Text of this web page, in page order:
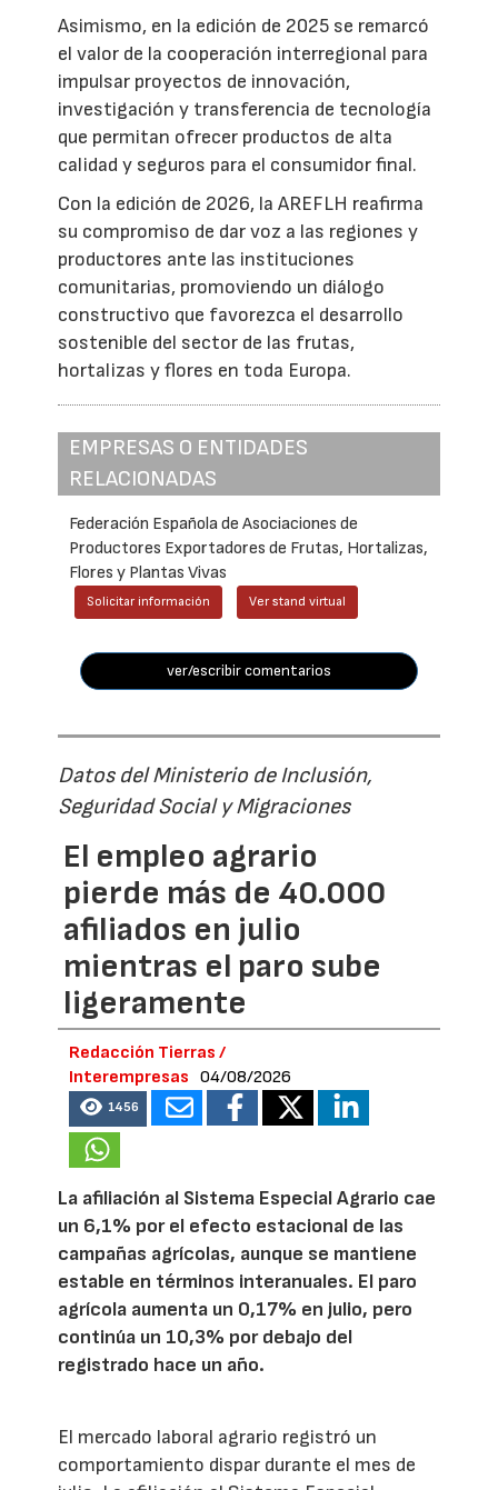
Asimismo, en la edición de 2025 se remarcó
el valor de la cooperación interregional para
impulsar proyectos de innovación,
investigación y transferencia de tecnología
que permitan ofrecer productos de alta
calidad y seguros para el consumidor final.
Con la edición de 2026, la AREFLH reafirma
su compromiso de dar voz a las regiones y
productores ante las instituciones
comunitarias, promoviendo un diálogo
constructivo que favorezca el desarrollo
sostenible del sector de las frutas,
hortalizas y flores en toda Europa.
EMPRESAS O ENTIDADES
RELACIONADAS
Federación Española de Asociaciones de
Productores Exportadores de Frutas, Hortalizas,
Flores y Plantas Vivas
Solicitar información Ver stand virtual
ver/escribir comentarios
Datos del Ministerio de Inclusión,
Seguridad Social y Migraciones
El empleo agrario
pierde más de 40.000
afiliados en julio
mientras el paro sube
ligeramente
Redacción Tierras /
Interempresas
04/08/2026
1456
La afiliación al Sistema Especial Agrario cae
un 6,1% por el efecto estacional de las
campañas agrícolas, aunque se mantiene
estable en términos interanuales. El paro
agrícola aumenta un 0,17% en julio, pero
continúa un 10,3% por debajo del
registrado hace un año.
El mercado laboral agrario registró un
comportamiento dispar durante el mes de